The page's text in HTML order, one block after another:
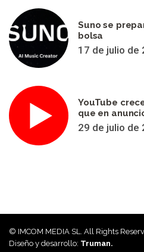
Suno se
bolsa
17 de julio de
YouTube
que en
29 de julio de
© IMCOM MEDIA SL. All Rights
Diseño y desarrollo: Truman.